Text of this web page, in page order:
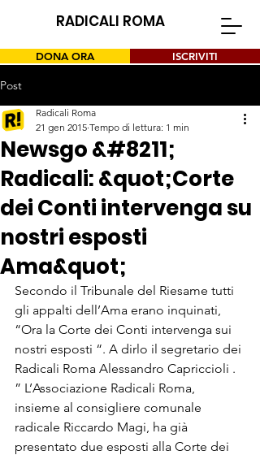
RADICALI ROMA
DONA ORA ISCRIVITI
Post
Newsgo &#8211;
Radicali: &quot;Corte
dei Conti intervenga su
nostri esposti
Ama&quot;
Radicali Roma
21 gen 2015 Tempo di lettura: 1 min
Secondo il Tribunale del Riesame tutti
gli appalti dell’Ama erano inquinati,
“Ora la Corte dei Conti intervenga sui
nostri esposti “. A dirlo il segretario dei
Radicali Roma Alessandro Capriccioli .
” L’Associazione Radicali Roma,
insieme al consigliere comunale
radicale Riccardo Magi, ha già
presentato due esposti alla Corte dei